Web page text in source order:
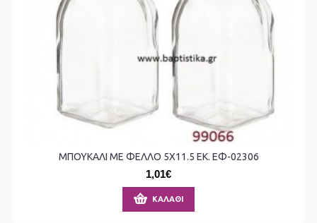
ΜΠΟΥΚΑΛΙ ΜΕ ΦΕΛΛΟ 5X11.5 ΕΚ. ΕΦ-02306
1,01€
ΚΑΛΆΘΙ